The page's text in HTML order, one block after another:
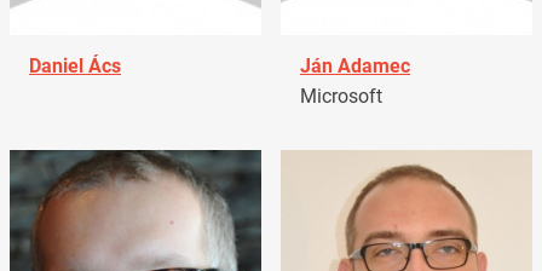
Daniel Ács
Ján Adamec
Microsoft